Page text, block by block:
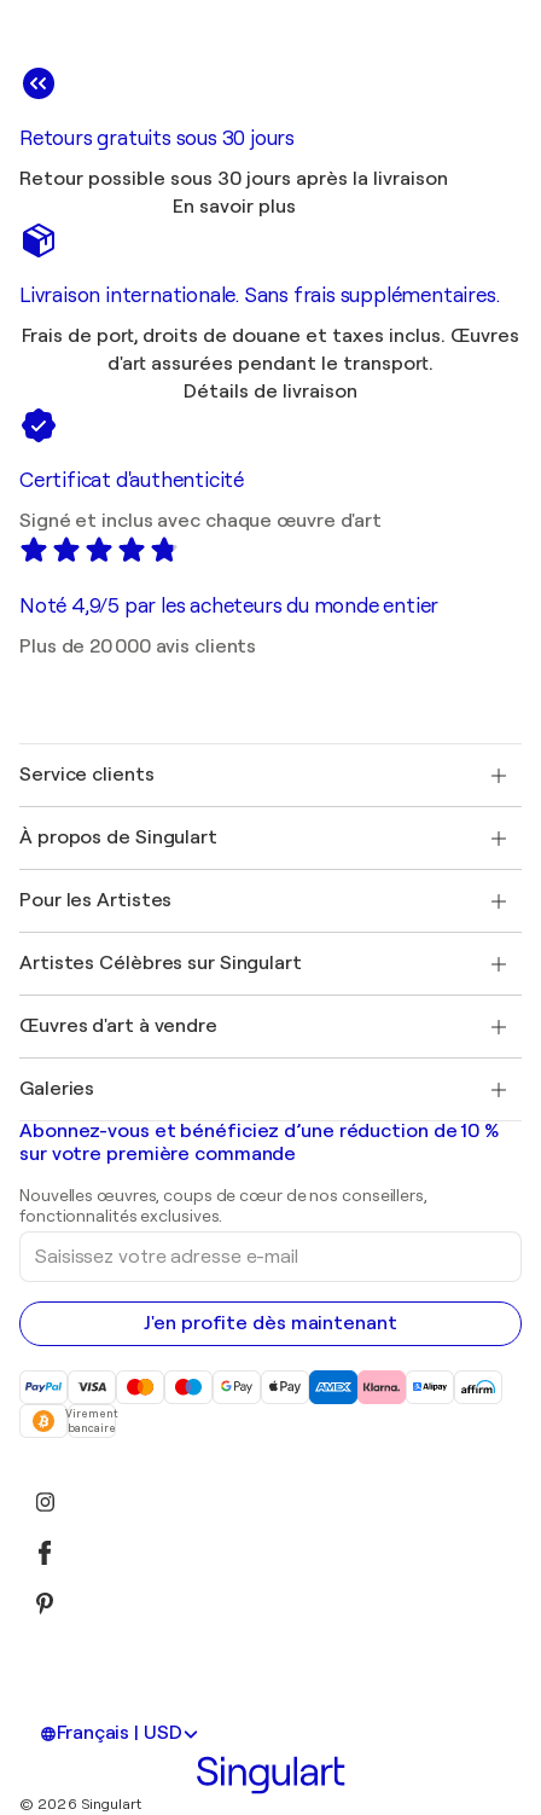
Retours gratuits sous 30 jours
Retour possible sous 30 jours après la livraison
En savoir plus
Livraison internationale. Sans frais supplémentaires.
Frais de port, droits de douane et taxes inclus. Œuvres
d'art assurées pendant le transport.
Détails de livraison
Certificat d'authenticité
Signé et inclus avec chaque œuvre d'art
Noté 4,9/5 par les acheteurs du monde entier
Plus de 20 000 avis clients
Service clients
Expédition
Offrir une carte cadeau
Rejoignez notre programme commercial
Mon compte
+33 1 76 44 06 42
À propos de Singulart
FAQ
Magazine Singulart
Emplois
Découvrez une sélection d'art original
Pour les Artistes
Se connecter en tant qu'Artiste
Artistes Célèbres sur Singulart
Marc Chagall
Banksy
Mr. Brainwash
Shepard Fairey
Œuvres d'art à vendre
Tableaux abstraits à vendre
Peintures de paysage
Estampes
Peintures acryliques
Galeries
Galeries d'art en France
Galeries d'art en Belgique
Abonnez-vous et bénéficiez d’une réduction de 10 %
sur votre première commande
Nouvelles œuvres, coups de cœur de nos conseillers,
fonctionnalités exclusives.
Saisissez
votre
adresse
e-
mail
J'en profite dès maintenant
Virement
bancaire
Français | USD
© 2026 Singulart